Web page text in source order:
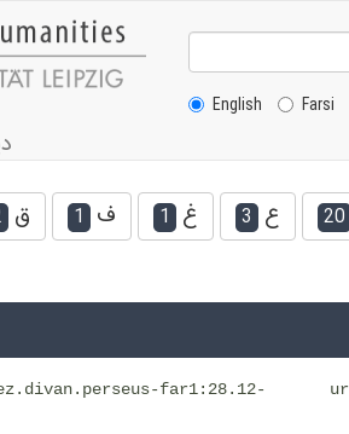
English Farsi
20 ع 3 غ 1 ف 1 ق
far1:28.12-